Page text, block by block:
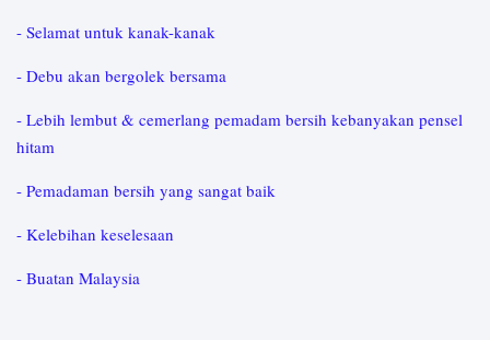
- Selamat untuk kanak-kanak
- Debu akan bergolek bersama
- Lebih lembut & cemerlang pemadam bersih kebanyakan pensel
hitam
- Pemadaman bersih yang sangat baik
- Kelebihan keselesaan
- Buatan Malaysia